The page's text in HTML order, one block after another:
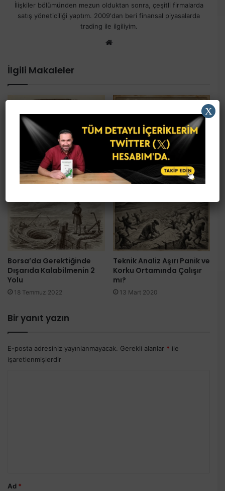
İlişkiler bölümünden mezun olduktan sonra, çeşitli firmalarda
satış yöneticiliği yaptım. 2009'dan beri finansal piyasalarda
trading ile ilgiliyim.
İlgili Makaleler
KOZAA Hissesi ve Trading
Üzerine Bir Kaç Ders
23 Ağustos 2019
Price Action Nedir?
13 Ocak 2021
Borsa’da Gerektiğinde
Dışarıda Kalabilmenin 2
Yolu
18 Temmuz 2022
Teknik Analiz Aşırı Panik ve
Korku Ortamında Çalışır
mı?
13 Mart 2020
Bir yanıt yazın
E-posta adresiniz yayınlanmayacak. Gerekli alanlar * ile
işaretlenmişlerdir
Ad *
X